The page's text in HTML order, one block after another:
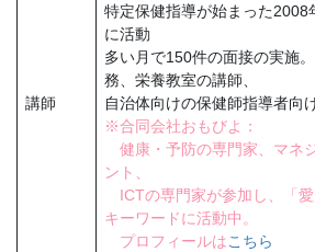
講師
特定保健指導が始まった2008
に活動
多い月で150件の面接の実施
務、栄養教室の講師、
自治体向けの保健師指導者向
※合同会社おもびよ：
健康・予防の専門家、マネ
ント、
ICTの専門家が参加し、「
キーワードに活動中。
プロフィールはこちら